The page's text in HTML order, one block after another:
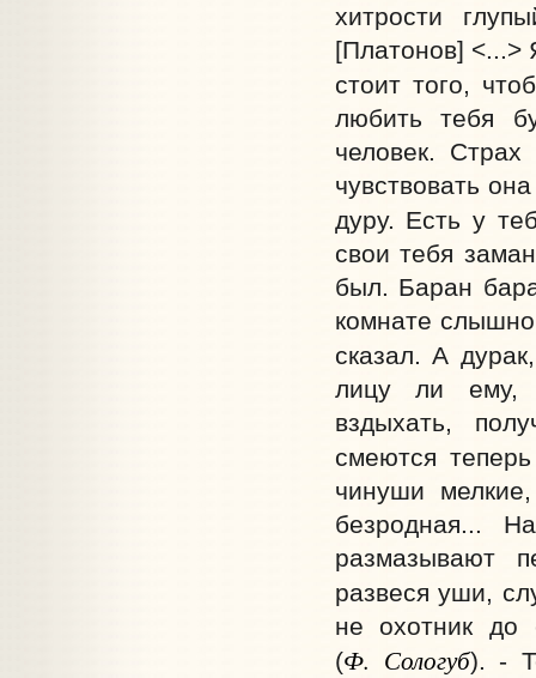
хитрости
[Платонов] <...>
стоит того,
любить тебя
человек.
чувствовать
дуру. Есть у
свои тебя
был. Баран
комнате
сказал. А
лицу ли ему,
вздыхать,
смеются
чинуши
безродная...
размазывают
развеся уши,
не охотник до
(Ф. Сологуб). -